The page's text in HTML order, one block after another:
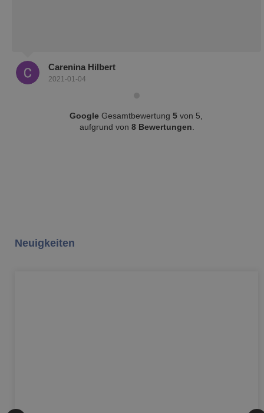
Carenina Hilbert
2021-01-04
GoogleGesamtbewertung 5von 5,
aufgrund von 8 Bewertungen
Neuigkeiten